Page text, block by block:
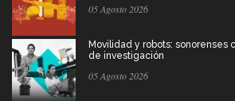
05 Agosto 2026
Movilidad y robots: sonorenses
de investigación
05 Agosto 2026